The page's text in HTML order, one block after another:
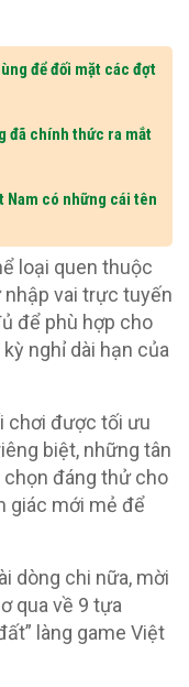
để đối mặt các đợt
đã chính thức ra mắt
có những cái tên
loại quen thuộc
vai trực tuyến
để phù hợp cho
nghỉ dài hạn của
chơi được tối ưu
biệt, những tân
chọn đáng thử cho
giác mới mẻ để
dòng chi nữa, mời
qua về 9 tựa
làng game Việt